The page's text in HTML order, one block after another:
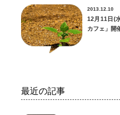
2013.12.10
12月11日(
カフェ」開
最近の記事